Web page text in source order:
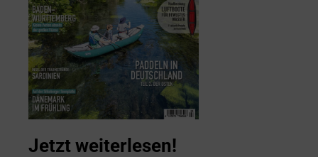
Jetzt weiterlesen!